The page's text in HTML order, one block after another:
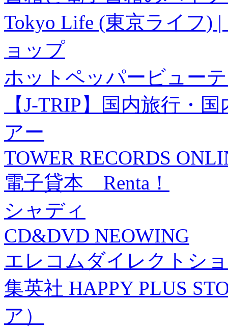
Tokyo Life (東京ライフ)
ョップ
ホットペッパービュー
【J-TRIP】国内旅行・
アー
TOWER RECORDS
電子貸本 Renta！
シャディ
CD&DVD NEOWING
エレコムダイレクトシ
集英社 HAPPY PLUS
ア）